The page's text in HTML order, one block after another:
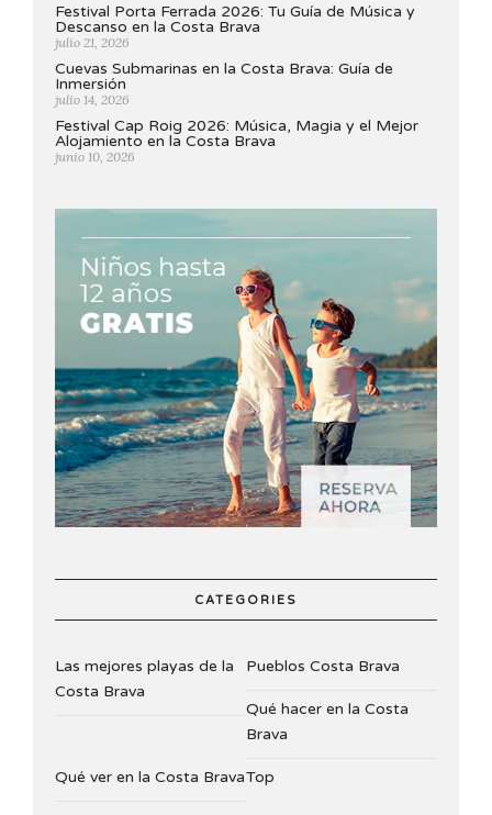
Festival Porta Ferrada 2026: Tu Guía de Música y
Descanso en la Costa Brava
julio 21, 2026
Cuevas Submarinas en la Costa Brava: Guía de
Inmersión
julio 14, 2026
Festival Cap Roig 2026: Música, Magia y el Mejor
Alojamiento en la Costa Brava
junio 10, 2026
CATEGORIES
Las mejores playas de la
Costa Brava
Pueblos Costa Brava
Qué hacer en la Costa
Brava
Qué ver en la Costa BravaTop